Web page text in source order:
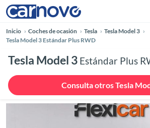
Inicio Coches de ocasión Tesla
Tesla Model 3
Tesla Model 3 Estándar Plus RWD
Tesla Model 3 Estándar Plus
Consulta otros Tesla